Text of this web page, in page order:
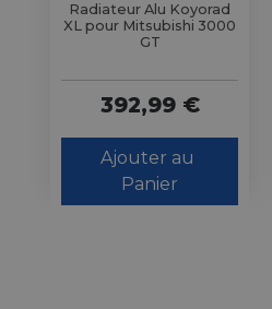
Radiateur Alu Koyorad
XL pour Mitsubishi 3000
GT
392,99 €
Ajouter au
Panier